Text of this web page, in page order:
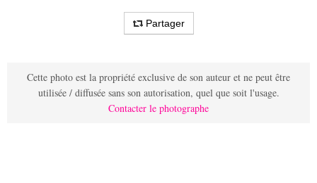
Partager
Cette photo est la propriété exclusive de son auteur et ne peut être
utilisée / diffusée sans son autorisation, quel que soit l'usage.
Contacter le photographe